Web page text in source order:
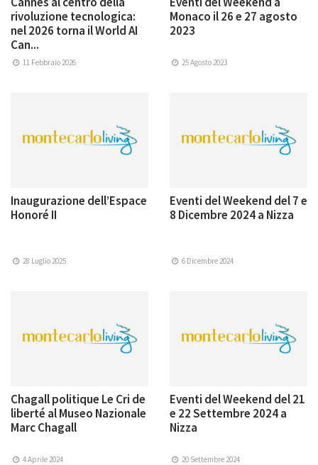
rivoluzione tecnologica:
nel 2026 torna il World AI
Can...
11 Febbraio 2026
Monaco il 26 e 27 agosto
2023
25 Agosto 2023
Inaugurazione dell’Espace
Honoré II
28 Luglio 2025
Eventi del Weekend del 7 e
8 Dicembre 2024 a Nizza
6 Dicembre 2024
Chagall politique Le Cri de
liberté al Museo Nazionale
Marc Chagall
4 Aprile 2024
Eventi del Weekend del 21
e 22 Settembre 2024 a
Nizza
20 Settembre 2024